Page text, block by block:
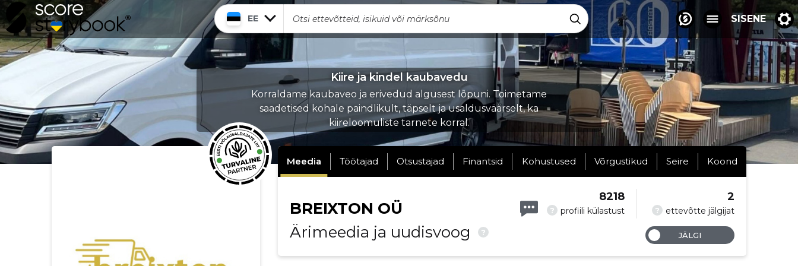
EE SISENE
Kiire ja kindel kaubavedu
Korraldame kaubaveo ja erivedud algusest lõpuni. Toimetame
saadetised kohale paindlikult, täpselt ja usaldusväärselt, ka
kiireloomuliste tarnete korral.
Meedia Töötajad Otsustajad Finantsid Kohustused Võrgustikud Seire Koond
BREIXTON OÜ
Ärimeedia ja uudisvoog
?
? profiili külastust
8218
? ettevõtte jälgijat
2
JÄLGI